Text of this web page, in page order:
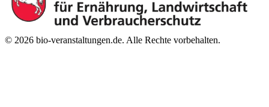
© 2026 bio-veranstaltungen.de. Alle Rechte vorbehalten.